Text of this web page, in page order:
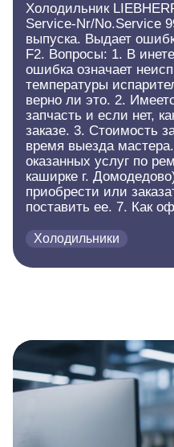
Холодильник
Service-Nr/No.Service
выпуска. Выдает
F2. Вопросы: 1. В
ошибка означает
температуры
верно ли это. 2.
запчасть и если нет,
заказе. 3. Стоимость
время выезда
оказанных услуг по
каширке г.
приобрести или
поставить ее. 7. Как
Холодильники